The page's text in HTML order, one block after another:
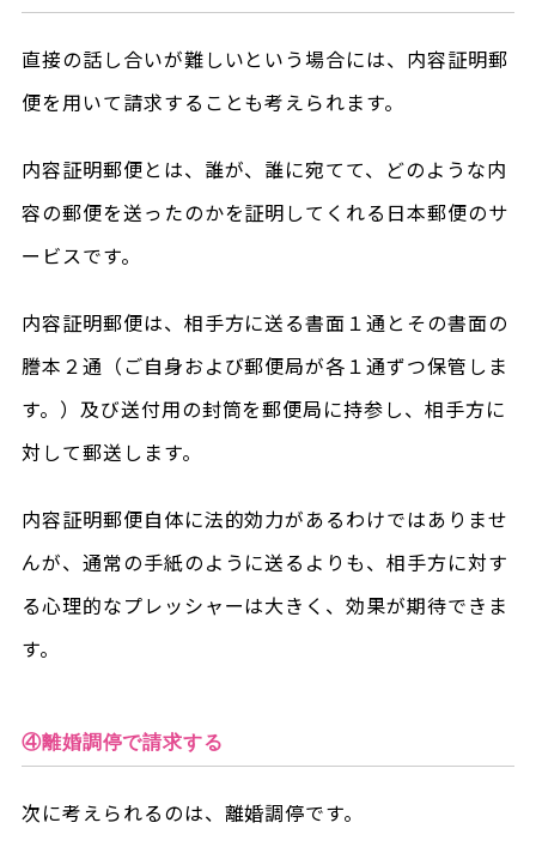
直接の話し合いが難しいという場合には、内容証明郵
便を用いて請求することも考えられます。
内容証明郵便とは、誰が、誰に宛てて、どのような内
容の郵便を送ったのかを証明してくれる日本郵便のサ
ービスです。
内容証明郵便は、相手方に送る書面１通とその書面の
謄本２通（ご自身および郵便局が各１通ずつ保管しま
す。）及び送付用の封筒を郵便局に持参し、相手方に
対して郵送します。
内容証明郵便自体に法的効力があるわけではありませ
んが、通常の手紙のように送るよりも、相手方に対す
る心理的なプレッシャーは大きく、効果が期待できま
す。
④離婚調停で請求する
次に考えられるのは、離婚調停です。